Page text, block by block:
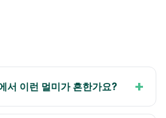
서 이런 멀미가 흔한가요? +